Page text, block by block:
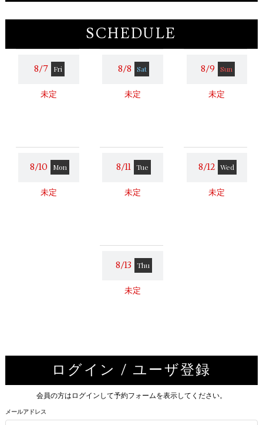
SCHEDULE
8/7 Fri
未定
8/8 Sat
未定
8/9 Sun
未定
8/10 Mon
未定
8/11 Tue
未定
8/12 Wed
未定
8/13 Thu
未定
ログイン / ユーザ登録
会員の方はログインして予約フォームを表示してください。
メールアドレス